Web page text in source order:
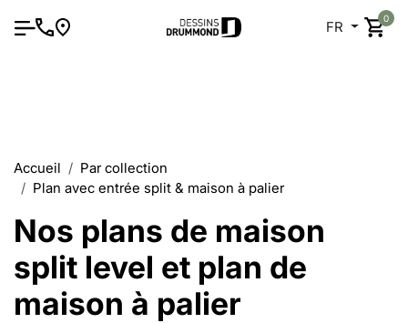
FR
0
Accueil
Par collection
Plan avec entrée split & maison à palier
Nos plans de maison
split level et plan de
maison à palier